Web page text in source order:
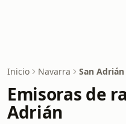
Inicio Navarra San Adrián
Emisoras de
Adrián